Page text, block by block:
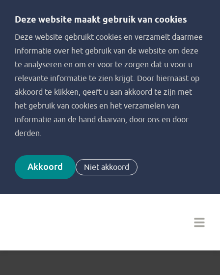
Deze website maakt gebruik van cookies
Deze website gebruikt cookies en verzamelt daarmee
informatie over het gebruik van de website om deze
te analyseren en om er voor te zorgen dat u voor u
relevante informatie te zien krijgt. Door hiernaast op
akkoord te klikken, geeft u aan akkoord te zijn met
het gebruik van cookies en het verzamelen van
informatie aan de hand daarvan, door ons en door
derden.
Akkoord Niet akkoord